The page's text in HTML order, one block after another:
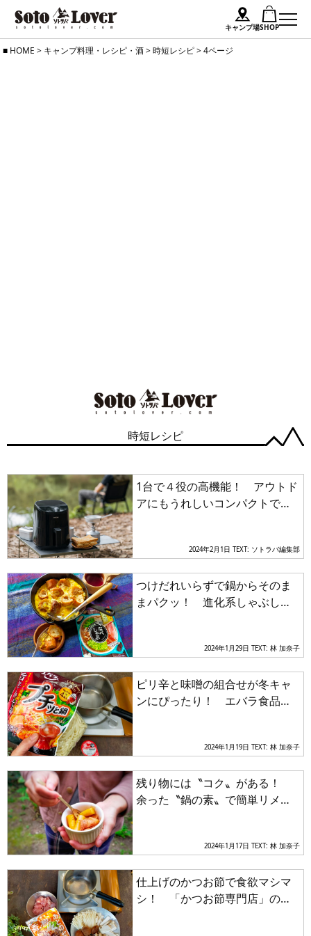
キャンプ場SHOP
SkipHOME > キャンプ料理・レシピ・酒>時短レシピ>4ページ
時短レシピ
1台で４役の高機能！ アウトド
アにもうれしいコンパクトでヘ
2024年2月1日 TEXT: ソトラバ編集部
つけだれいらずで鍋からそのま
まパクッ！ 進化系しゃぶしゃ
2024年1月29日 TEXT: 林 加奈子
ピリ辛と味噌の組合せが冬キャ
ンにぴったり！ エバラ食品の
2024年1月19日 TEXT: 林 加奈子
残り物には〝コク〟がある！
余った〝鍋の素〟で簡単リメイ
2024年1月17日 TEXT: 林 加奈子
仕上げのかつお節で食欲マシマ
シ！ 「かつお節専門店」のつ